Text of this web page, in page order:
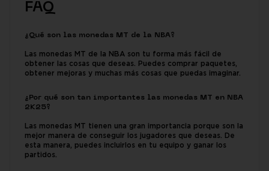
FAQ
¿Qué son las monedas MT de la NBA?
Las monedas MT de la NBA son tu forma más fácil de
obtener las cosas que deseas. Puedes comprar paquetes,
obtener mejoras y muchas más cosas que puedas imaginar.
¿Por qué son tan importantes las monedas MT en NBA
2K25?
Las monedas MT tienen una gran importancia porque son la
mejor manera de conseguir los jugadores que deseas. De
esta manera, puedes incluirlos en tu equipo y ganar los
partidos.